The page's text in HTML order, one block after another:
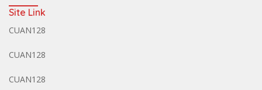
Site Link
CUAN128
CUAN128
CUAN128